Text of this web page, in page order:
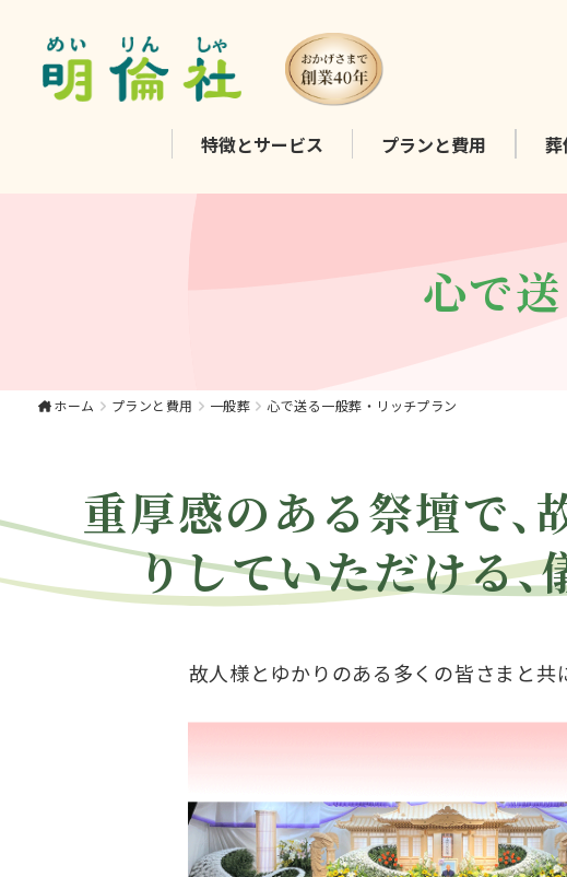
チプラン｜大東市・寝
特徴とサービス プランと費用 葬
心で送
ホーム プランと費用 一般葬 心で送る一般葬・リッチプラン
重厚感のある祭壇で
りしていただける、
故人様とゆかりのある多くの皆さまと共